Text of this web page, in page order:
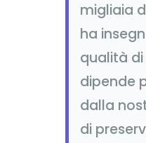
migliaia
ha
qualità
dipende
dalla
di